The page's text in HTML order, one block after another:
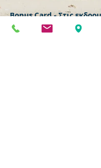
Bonus Card - Στις
υπάρχει συνοδεύεται